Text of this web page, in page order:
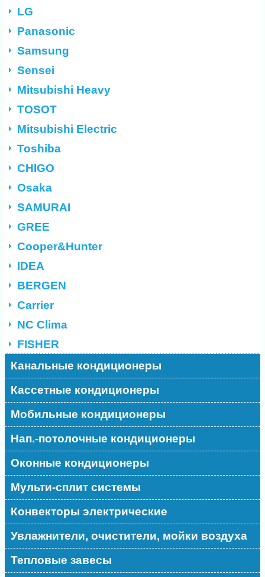
LG
Panasonic
Samsung
Sensei
Mitsubishi Heavy
TOSOT
Mitsubishi Electric
Toshiba
CHIGO
Osaka
SAMURAI
GREE
Cooper&Hunter
IDEA
BERGEN
Carrier
NC Clima
FISHER
Канальные кондиционеры
Кассетные кондиционеры
Мобильные кондиционеры
Нап.-потолочные кондиционеры
Оконные кондиционеры
Мульти-сплит системы
Конвекторы электрические
Увлажнители, очистители, мойки воздуха
Тепловые завесы